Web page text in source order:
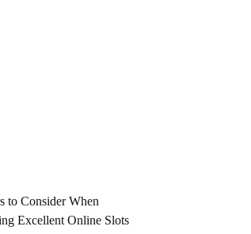
to Consider When
Excellent Online Slots